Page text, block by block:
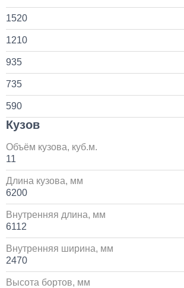
1520
1210
935
735
590
Кузов
Объём кузова, куб.м.
11
Длина кузова, мм
6200
Внутренняя длина, мм
6112
Внутренняя ширина, мм
2470
Высота бортов, мм